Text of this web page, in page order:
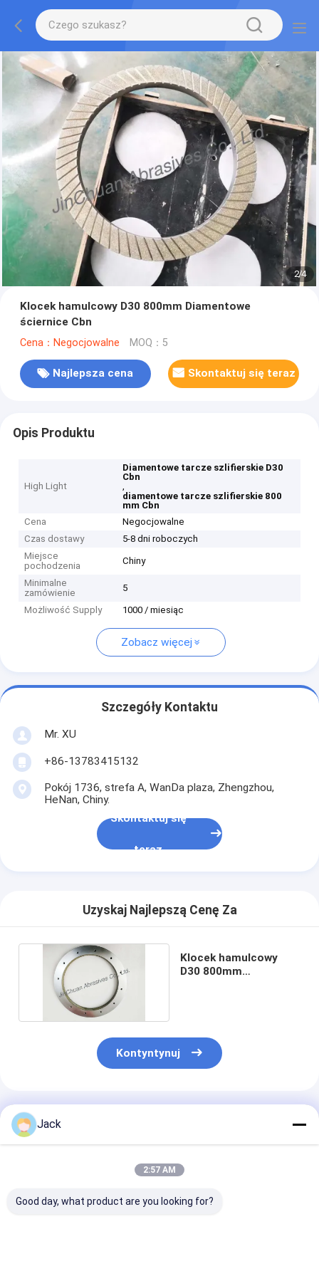
2/4
Klocek hamulcowy D30 800mm Diamentowe
ściernice Cbn
Cena：Negocjowalne MOQ：5
Najlepsza cena Skontaktuj się teraz
Opis Produktu
High Light
Diamentowe tarcze szlifierskie D30
Cbn
,
diamentowe tarcze szlifierskie 800
mm Cbn
Cena
Negocjowalne
Czas dostawy
5-8 dni roboczych
Miejsce
pochodzenia
Chiny
Minimalne
zamówienie
5
Możliwość Supply 1000 / miesiąc
Zobacz więcej
Szczegóły Kontaktu
Mr. XU
+86-13783415132
Pokój 1736, strefa A, WanDa plaza, Zhengzhou,
HeNan, Chiny.
Skontaktuj się
teraz
Uzyskaj Najlepszą Cenę Za
Klocek hamulcowy
D30 800mm
Kontyntynuj
Polecane Produkty
Jack
2:57 AM
Good day, what product are you looking for?